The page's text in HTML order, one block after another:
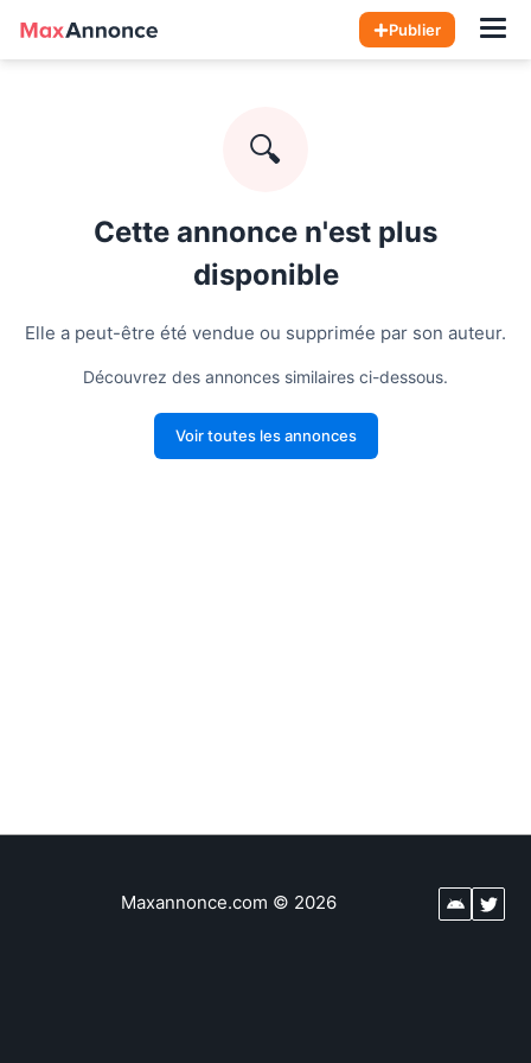
Publier
🔍
Cette annonce n'est plus
disponible
Elle a peut-être été vendue ou supprimée par son auteur.
Découvrez des annonces similaires ci-dessous.
Voir toutes les annonces
Maxannonce.com © 2026